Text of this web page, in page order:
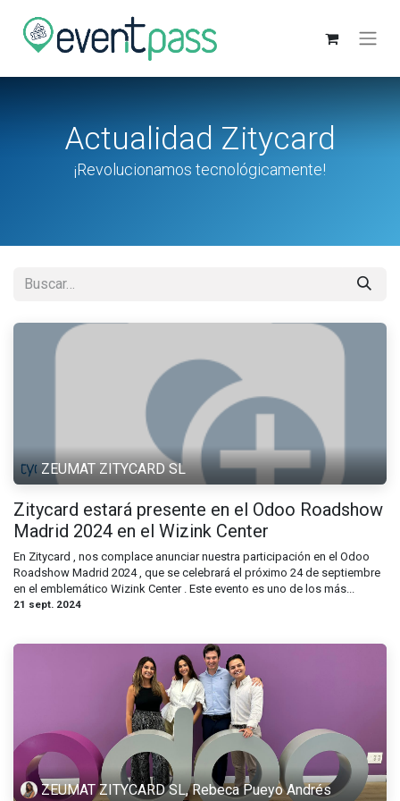
Actualidad Zitycard
¡Revolucionamos tecnológicamente!
ZEUMAT ZITYCARD SL
Zitycard estará presente en el Odoo Roadshow
Madrid 2024 en el Wizink Center
En Zitycard , nos complace anunciar nuestra participación en el Odoo
Roadshow Madrid 2024 , que se celebrará el próximo 24 de septiembre
en el emblemático Wizink Center . Este evento es uno de los más...
21 sept. 2024
ZEUMAT ZITYCARD SL, Rebeca Pueyo Andrés